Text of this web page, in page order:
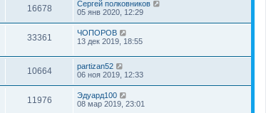
16678
Сергей полковников
05 янв 2020, 12:29
33361
ЧОПОРОВ
13 дек 2019, 18:55
10664
partizan52
06 ноя 2019, 12:33
11976
Эдуард100
08 мар 2019, 23:01